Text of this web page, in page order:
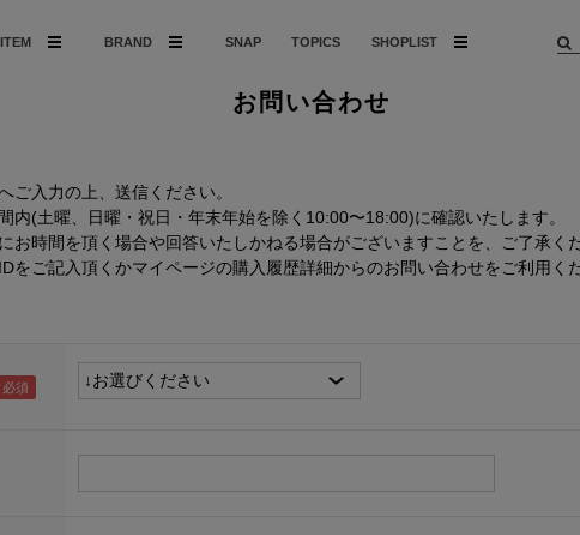
ITEM BRAND SNAP TOPICS SHOPLIST
お問い合わせ
ご入力の上、送信ください。
内(土曜、日曜・祝日・年末年始を除く10:00〜18:00)に確認いたします。
お時間を頂く場合や回答いたしかねる場合がございますことを、ご了承くだ
をご記入頂くかマイページの購入履歴詳細からのお問い合わせをご利用くだ